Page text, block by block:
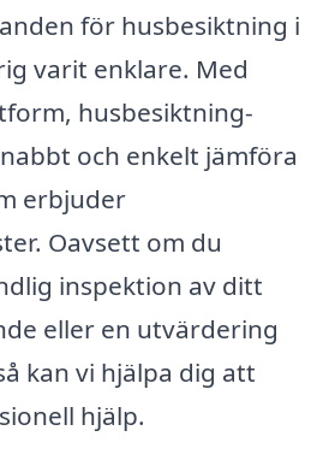
för husbesiktning i
varit enklare. Med
husbesiktning-
och enkelt jämföra
erbjuder
Oavsett om du
inspektion av ditt
eller en utvärdering
kan vi hjälpa dig att
hjälp.